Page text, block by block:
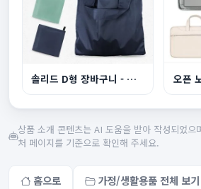
솔리드 D형 장바구니 - 부착형
상품 소개 콘텐츠는 AI 도움을 받아 작성되었으
처 페이지를 기준으로 확인해 주세요.
홈으로 가정/생활용품 전체 보기